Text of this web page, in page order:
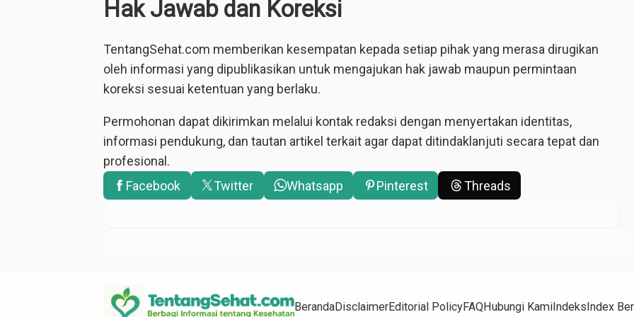
Hak Jawab dan Koreksi
TentangSehat.com memberikan kesempatan kepada setiap pihak yang merasa dirugikan
oleh informasi yang dipublikasikan untuk mengajukan hak jawab maupun permintaan
koreksi sesuai ketentuan yang berlaku.
Permohonan dapat dikirimkan melalui kontak redaksi dengan menyertakan identitas,
informasi pendukung, dan tautan artikel terkait agar dapat ditindaklanjuti secara tepat dan
profesional.
Facebook
Twitter Whatsapp Pinterest Threads
BerandaDisclaimerEditorial PolicyFAQHubungi KamiIndeksIndex